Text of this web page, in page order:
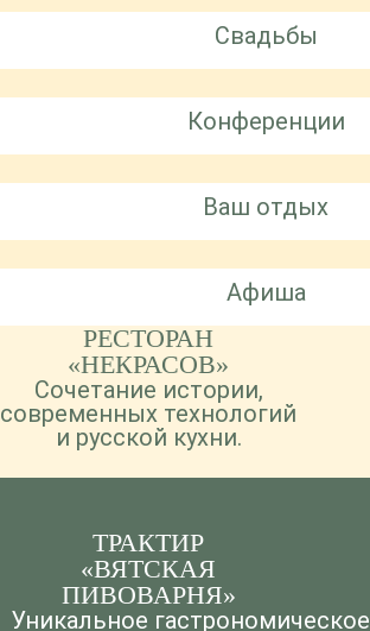
Свадьбы
Конференции
Ваш отдых
Афиша
РЕСТОРАН
«НЕКРАСОВ»
Сочетание истории,
современных технологий
и русской кухни.
ТРАКТИР
«ВЯТСКАЯ
ПИВОВАРНЯ»
Уникальное гастрономическое